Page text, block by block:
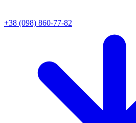
+38 (098) 860-77-82